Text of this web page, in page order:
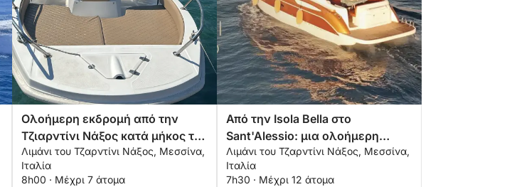
Ολοήμερη εκδρομή από την
Τζιαρντίνι Νάξος κατά μήκος της
ακτής της Ταορμίνα
Λιμάνι του Τζαρντίνι Νάξος, Μεσσίνα,
Ιταλία
8h00 · Μέχρι 7 άτομα
Από την Isola Bella στο
Sant'Alessio: μια ολοήμερη
εμπειρία με σκάφος
Λιμάνι του Τζαρντίνι Νάξος, Μεσσίνα,
Ιταλία
7h30 · Μέχρι 12 άτομα